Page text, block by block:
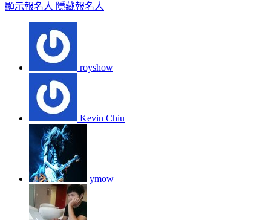
顯示報名人 隱藏報名人
royshow
Kevin Chiu
ymow